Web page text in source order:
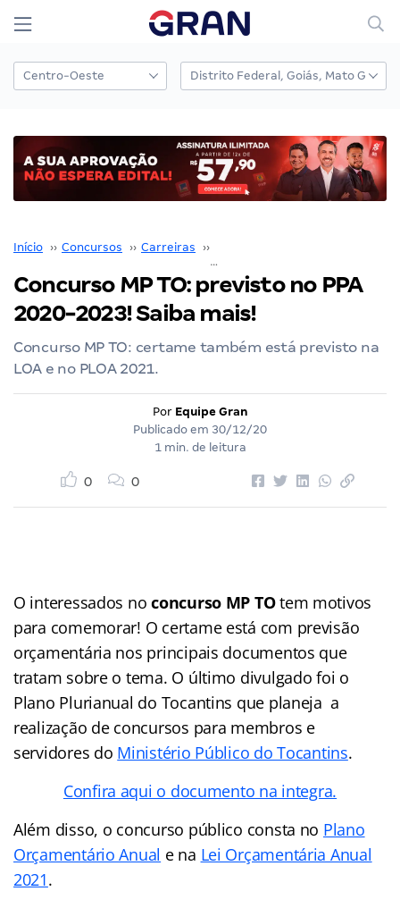
Início ›› Concursos ›› Carreiras ››
Concurso MP TO: previsto no PPA
2020-2023! Saiba mais!
Concurso MP TO: certame também está previsto na
LOA e no PLOA 2021.
Por Equipe Gran
Publicado em 30/12/20
1 min. de leitura
0 0
O interessados noconcurso MP TOtem motivos
para comemorar! O certame está com previsão
orçamentária nos principais documentos que
tratam sobre o tema. O último divulgado foi o
Plano Plurianual do Tocantins que planeja a
realização de concursos para membros e
servidores do Ministério Público do Tocantins.
Confira aqui o documento na integra.
Além disso, o concurso público consta no Plano
Orçamentário Anual e na Lei Orçamentária Anual
2021.